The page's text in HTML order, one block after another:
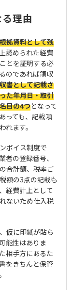
理由
拠資料として残
認められた経費
とを証明する必
のであれば領収
書として記載さ
た年月日・取引
目の4つとなって
っても、記載項
ます。
ボイス制度で
者の登録番号、
合計額、税率ご
額の3点の記載も
経費計上として
ないため仕入税
仮に印紙が貼ら
能性はありま
相手方にあるた
をきちんと保管